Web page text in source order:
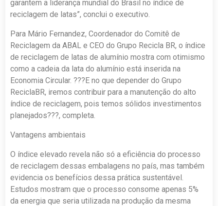
garantem a liderança mundial do Brasil no índice de
reciclagem de latas”, conclui o executivo.
Para Mário Fernandez, Coordenador do Comitê de
Reciclagem da ABAL e CEO do Grupo Recicla BR, o índice
de reciclagem de latas de alumínio mostra com otimismo
como a cadeia da lata do alumínio está inserida na
Economia Circular. ???E no que depender do Grupo
ReciclaBR, iremos contribuir para a manutenção do alto
índice de reciclagem, pois temos sólidos investimentos
planejados???, completa.
Vantagens ambientais
O índice elevado revela não só a eficiência do processo
de reciclagem dessas embalagens no país, mas também
evidencia os benefícios dessa prática sustentável.
Estudos mostram que o processo consome apenas 5%
da energia que seria utilizada na produção da mesma